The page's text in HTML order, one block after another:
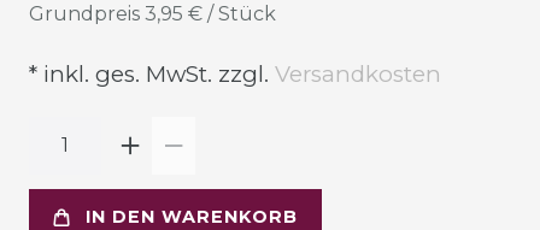
Grundpreis 3,95 € / Stück
* inkl. ges. MwSt. zzgl. Versandkosten
IN DEN WARENKORB